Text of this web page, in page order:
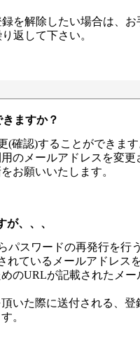
を解除したい場合は、お
返して下さい。
ますか？
(確認)することができま
のメールアドレスを変更
お願いいたします。
、、、
パスワードの再発行を行
れているメールアドレス
のURLが記載されたメー
いた際に送付される、登
。